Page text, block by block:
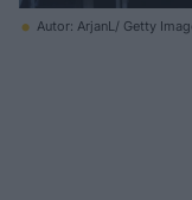
Autor: ArjanL/ Getty